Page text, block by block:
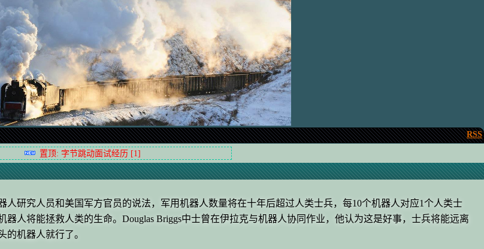
RSS
置顶: 字节跳动面试经历 [1]
研究人员和美国军方官员的说法，军用机器人数量将在十年后超过人类士兵，每10个机器人对应1个人类士
人将能拯救人类的生命。Douglas Briggs中士曾在伊拉克与机器人协同作业，他认为这是好事，士兵将能远离
机器人就行了。